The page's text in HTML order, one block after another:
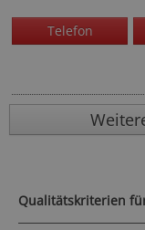
Telefon
Qualitätskriterien